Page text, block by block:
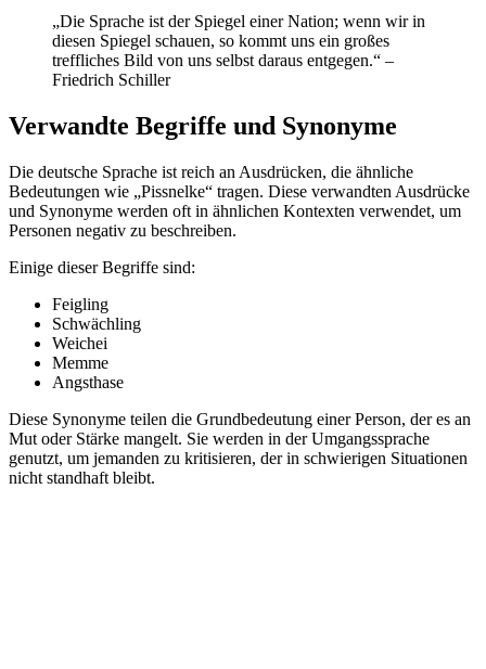
„Die Sprache ist der Spiegel einer Nation; wenn wir in
diesen Spiegel schauen, so kommt uns ein großes
treffliches Bild von uns selbst daraus entgegen.“ –
Friedrich Schiller
Verwandte Begriffe und Synonyme
Die deutsche Sprache ist reich an Ausdrücken, die ähnliche
Bedeutungen wie „Pissnelke“ tragen. Diese verwandten Ausdrücke
und Synonyme werden oft in ähnlichen Kontexten verwendet, um
Personen negativ zu beschreiben.
Einige dieser Begriffe sind:
Feigling
Schwächling
Weichei
Memme
Angsthase
Diese Synonyme teilen die Grundbedeutung einer Person, der es an
Mut oder Stärke mangelt. Sie werden in der Umgangssprache
genutzt, um jemanden zu kritisieren, der in schwierigen Situationen
nicht standhaft bleibt.